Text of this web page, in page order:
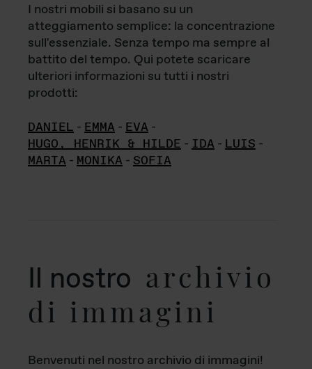
I nostri mobili si basano su un
atteggiamento semplice: la concentrazione
sull'essenziale. Senza tempo ma sempre al
battito del tempo. Qui potete scaricare
ulteriori informazioni su tutti i nostri
prodotti:
DANIEL - EMMA - EVA -
HUGO, HENRIK & HILDE - IDA - LUIS -
MARTA - MONIKA - SOFIA
Il nostro archivio
di immagini
Benvenuti nel nostro archivio di immagini!